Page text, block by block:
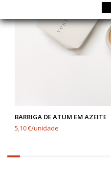
BARRIGA DE ATUM EM AZEITE
5,10 €/unidade
6.25%